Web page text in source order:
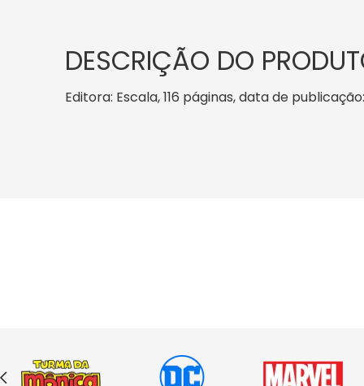
DESCRIÇÃO DO
Editora: Escala, 116 páginas, data de